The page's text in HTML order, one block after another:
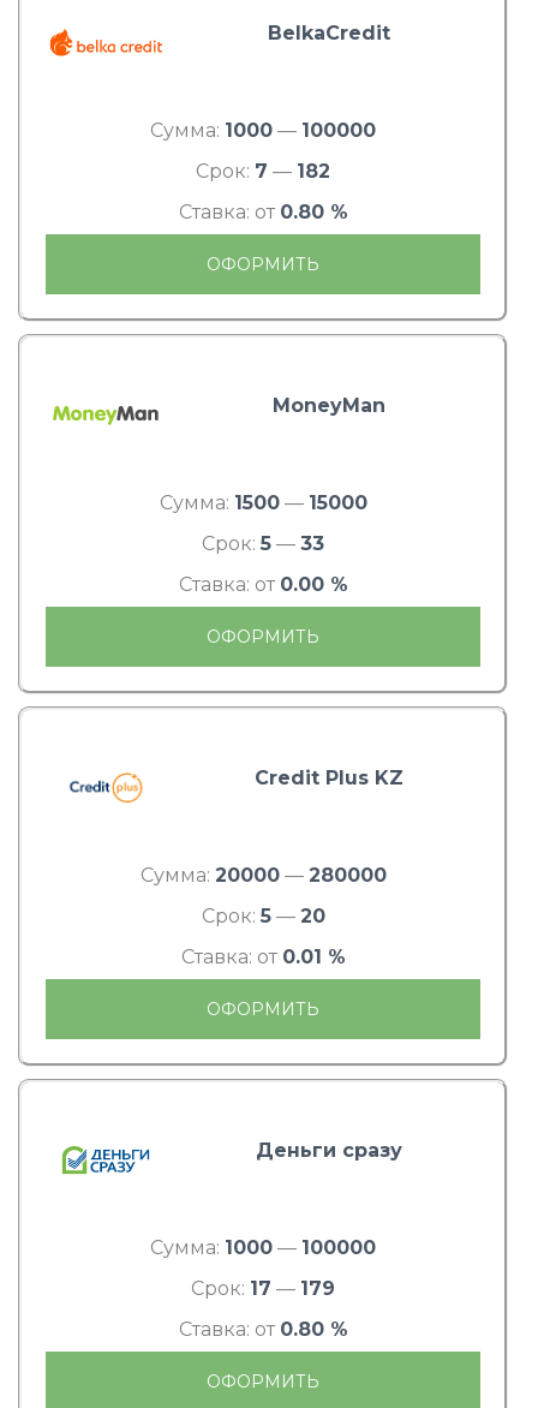
BelkaCredit
Сумма: 1000 — 100000
Срок: 7 — 182
Ставка: от 0.80 %
ОФОРМИТЬ
MoneyMan
Сумма: 1500— 15000
Срок: 5 — 33
Ставка: от 0.00 %
ОФОРМИТЬ
Credit Plus KZ
Сумма: 20000— 280000
Срок: 5— 20
Ставка: от 0.01 %
ОФОРМИТЬ
Деньги сразу
Сумма: 1000 — 100000
Срок: 17 — 179
Ставка: от 0.80 %
ОФОРМИТЬ